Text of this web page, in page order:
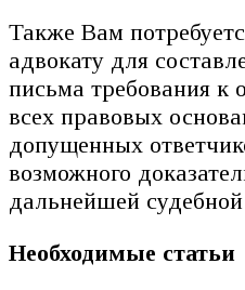
Также Вам
адвокату для
письма требования к
всех правовых
допущенных
возможного
дальнейшей
Необходимые статьи